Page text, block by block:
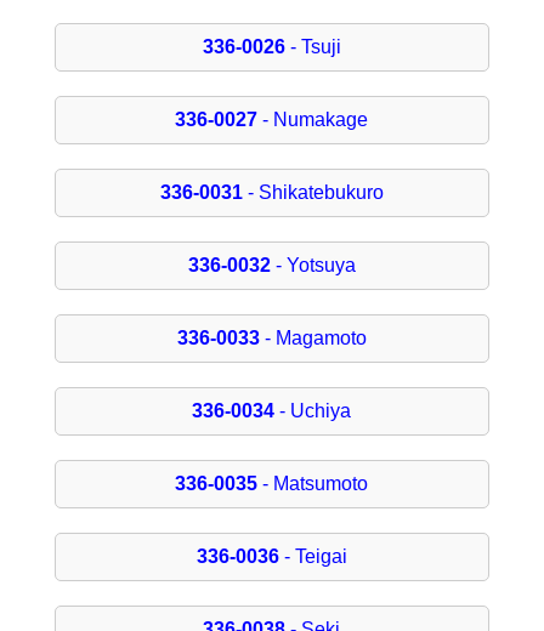
336-0026- Tsuji
336-0027 - Numakage
336-0031- Shikatebukuro
336-0032- Yotsuya
336-0033- Magamoto
336-0034 - Uchiya
336-0035 - Matsumoto
336-0036- Teigai